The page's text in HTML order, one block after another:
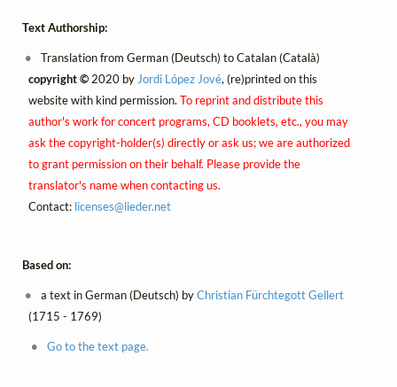
Text Authorship:
Translation from German (Deutsch) to Catalan (Català)
copyright ©2020 by Jordi López Jové, (re)printed on this
website with kind permission. To reprint and distribute this
author's work for concert programs, CD booklets, etc., you may
ask the copyright-holder(s) directly or ask us; we are authorized
to grant permission on their behalf. Please provide the
translator's name when contacting us.
Contact: licenses@lieder.net
Based on:
a text in German (Deutsch) byChristian Fürchtegott Gellert
(1715 - 1769)
Go to the text page.